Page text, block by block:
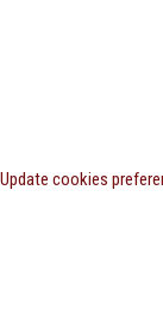
Update cookies